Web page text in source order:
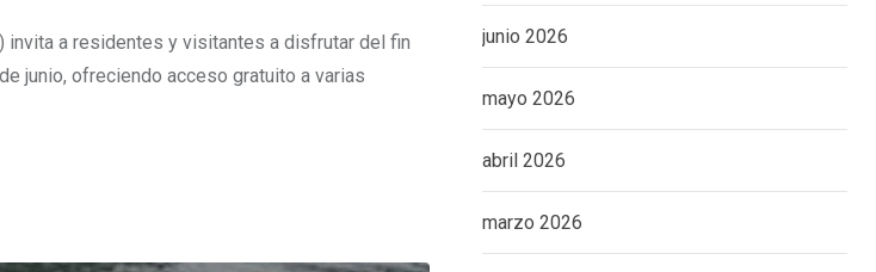
invita a residentes y visitantes a disfrutar del fin
junio, ofreciendo acceso gratuito a varias
junio 2026
mayo 2026
abril 2026
marzo 2026